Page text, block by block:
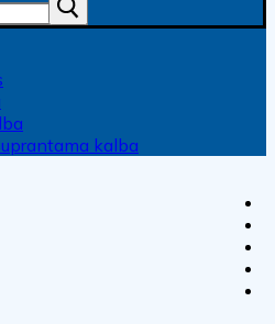
kalba